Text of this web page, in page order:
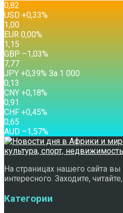
0,82
USD +0,33%
1,00
EUR 0,00%
1,15
GBP –1,03%
7,77
JPY +0,39% За 1 000
0,13
CNY +0,18%
0,91
CHF +0,45%
0,65
AUD –1,57%
На страницах нашего сайта
интересного. Заходите,
Категории